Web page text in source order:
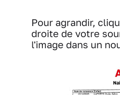
Pour agrandir,
droite de votre
l'image dans un